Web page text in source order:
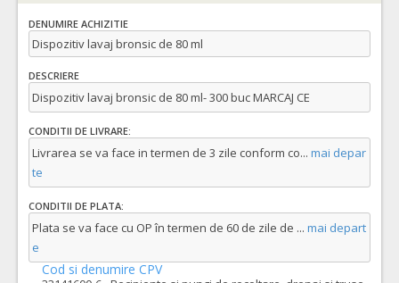
DENUMIRE ACHIZITIE
Dispozitiv lavaj bronsic de 80 ml
DESCRIERE
Dispozitiv lavaj bronsic de 80 ml- 300 buc MARCAJ CE
CONDITII DE LIVRARE:
Livrarea se va face in termen de 3 zile conform co... mai depar
te
CONDITII DE PLATA:
Plata se va face cu OP în termen de 60 de zile de ... mai depart
e
Cod si denumire CPV